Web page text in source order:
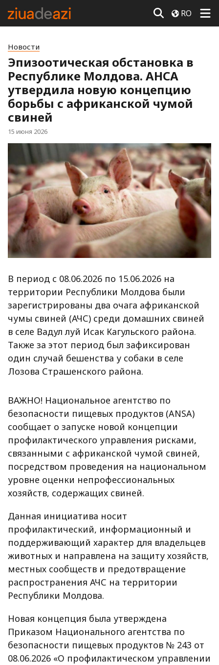
RO
Новости
Эпизоотическая обстановка в
Республике Молдова. АНСА
утвердила новую концепцию
борьбы с африканской чумой
свиней
15 июня 2026
В период с 08.06.2026 по 15.06.2026 на
территории Республики Молдова были
зарегистрированы два очага африканской
чумы свиней (АЧС) среди домашних свиней
в селе Вадул луй Исак Кагульского района.
Также за этот период был зафиксирован
один случай бешенства у собаки в селе
Лозова Страшенского района.
ВАЖНО! Национальное агентство по
безопасности пищевых продуктов (ANSA)
сообщает о запуске новой концепции
профилактического управления рисками,
связанными с африканской чумой свиней,
посредством проведения на национальном
уровне оценки непрофессиональных
хозяйств, содержащих свиней.
Данная инициатива носит
профилактический, информационный и
поддерживающий характер для владельцев
животных и направлена на защиту хозяйств,
местных сообществ и предотвращение
распространения АЧС на территории
Республики Молдова.
Новая концепция была утверждена
Приказом Национального агентства по
безопасности пищевых продуктов № 243 от
08.06.2026 «О профилактическом управлении